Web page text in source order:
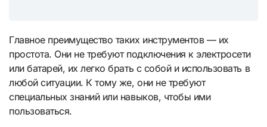
Главное преимущество таких инструментов — их
простота. Они не требуют подключения к электросети
или батарей, их легко брать с собой и использовать в
любой ситуации. К тому же, они не требуют
специальных знаний или навыков, чтобы ими
пользоваться.